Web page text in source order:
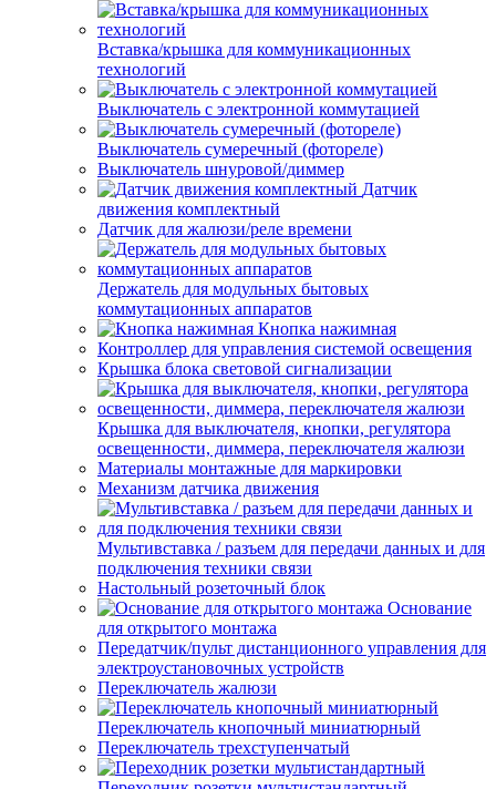
Вставка/крышка для коммуникационных
технологий
Выключатель с электронной коммутацией
Выключатель сумеречный (фотореле)
Выключатель шнуровой/диммер
Датчик
движения комплектный
Датчик для жалюзи/реле времени
Держатель для модульных бытовых
коммутационных аппаратов
Кнопка нажимная
Контроллер для управления системой освещения
Крышка блока световой сигнализации
Крышка для выключателя, кнопки, регулятора
освещенности, диммера, переключателя жалюзи
Материалы монтажные для маркировки
Механизм датчика движения
Мультивставка / разъем для передачи данных и для
подключения техники связи
Настольный розеточный блок
Основание
для открытого монтажа
Передатчик/пульт дистанционного управления для
электроустановочных устройств
Переключатель жалюзи
Переключатель кнопочный миниатюрный
Переключатель трехступенчатый